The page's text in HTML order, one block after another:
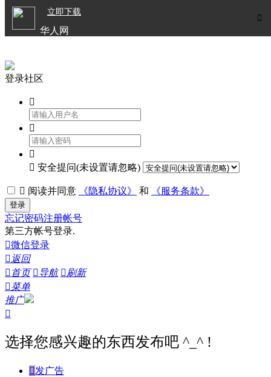

立即下载
华人网
登录社区



 安全提问(未设置请忽略)
 阅读并同意 《隐私协议》 和 《服务条款》
登录
忘记密码注册帐号
第三方帐号登录.
微信登录
 返回
 首页 导航 刷新
菜单
推广

选择您感兴趣的东西发布吧 ^_^ !
发广告